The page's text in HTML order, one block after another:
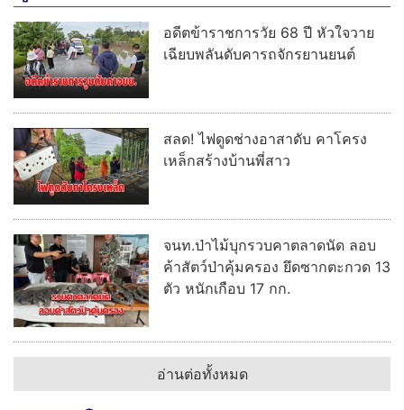
จนท.ป่าไม้บุกรวบคาตลาดนัด ลอบ
เศรษฐกิจ